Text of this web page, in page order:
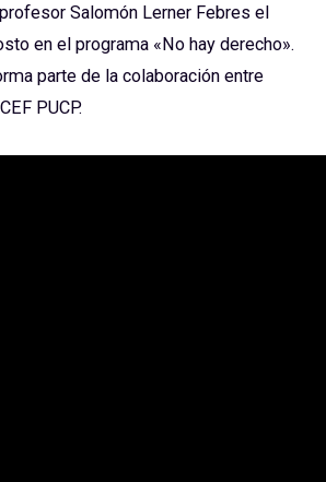
Salomón Lerner Febres el
en el programa «No hay derecho».
parte de la colaboración entre
PUCP.